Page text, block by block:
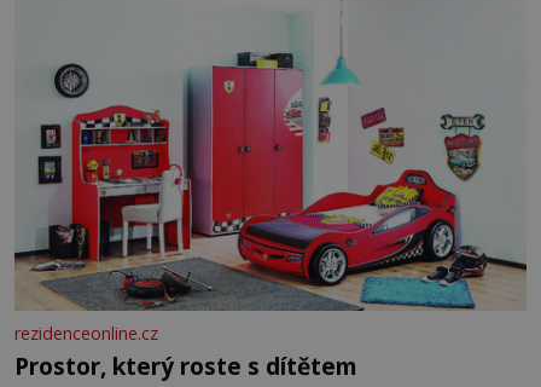
rezidenceonline.cz
Prostor, který roste s dítětem